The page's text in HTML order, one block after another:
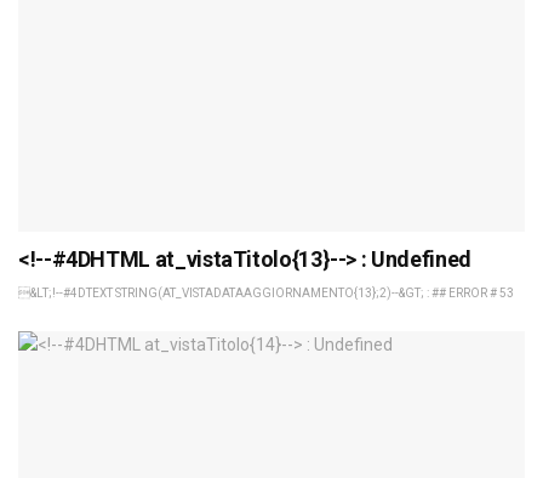
<!--#4DHTML at_vistaTitolo{13}--> : Undefined
&LT;!--#4DTEXT STRING(AT_VISTADATAAGGIORNAMENTO{13};2)--&GT; : ## ERROR # 53